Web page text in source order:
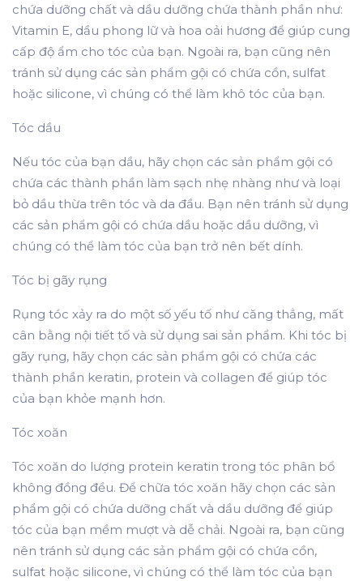
chứa dưỡng chất và dầu dưỡng chứa thành phần như:
Vitamin E, dầu phong lữ và hoa oải hương để giúp cung
cấp độ ẩm cho tóc của bạn. Ngoài ra, bạn cũng nên
tránh sử dụng các sản phẩm gội có chứa cồn, sulfat
hoặc silicone, vì chúng có thể làm khô tóc của bạn.
Tóc dầu
Nếu tóc của bạn dầu, hãy chọn các sản phẩm gội có
chứa các thành phần làm sạch nhẹ nhàng như và loại
bỏ dầu thừa trên tóc và da đầu. Bạn nên tránh sử dụng
các sản phẩm gội có chứa dầu hoặc dầu dưỡng, vì
chúng có thể làm tóc của bạn trở nên bết dính.
Tóc bị gãy rụng
Rụng tóc xảy ra do một số yếu tố như căng thẳng, mất
cân bằng nội tiết tố và sử dụng sai sản phẩm. Khi tóc bị
gãy rụng, hãy chọn các sản phẩm gội có chứa các
thành phần keratin, protein và collagen để giúp tóc
của bạn khỏe mạnh hơn.
Tóc xoăn
Tóc xoăn do lượng protein keratin trong tóc phân bổ
không đồng đều. Để chữa tóc xoăn hãy chọn các sản
phẩm gội có chứa dưỡng chất và dầu dưỡng để giúp
tóc của bạn mềm mượt và dễ chải. Ngoài ra, bạn cũng
nên tránh sử dụng các sản phẩm gội có chứa cồn,
sulfat hoặc silicone, vì chúng có thể làm tóc của bạn